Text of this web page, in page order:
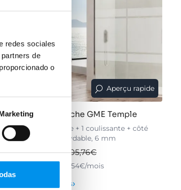
redes sociales
de
o
Aperçu rapide
Paroi de douche GME Temple
Angulaire (1 fixe + 1 coulissante + côté
fixe) acier inoxydable, 6 mm
748,61€ 905,76€
à partir de 249,54€/mois
Voir les options›